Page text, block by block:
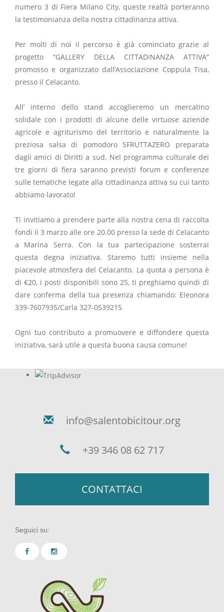
numero 3 di Fiera Milano City, queste realtà porteranno
la testimonianza della nostra cittadinanza attiva.
Per molti di noi il percorso è già cominciato grazie al
progetto “GALLERY DELLA CITTADINANZA ATTIVA”
promosso e organizzato dall’Associazione Coppula Tisa,
presso il Celacanto.
All’ interno dello stand accoglieremo un mercatino
solidale con i prodotti di alcune delle virtuose aziende
agricole e agriturismo del territorio e naturalmente la
preziosa salsa di pomodoro SFRUTTAZERO preparata
dagli amici di Diritti a sud. Nel programma culturale dei
tre giorni di fiera saranno previsti forum e conferenze
sulle tematiche legate alla cittadinanza attiva su cui tanto
abbiamo lavorato!
Ti invitiamo a prendere parte alla nostra cena di raccolta
fondi il 3 marzo alle ore 20.00 presso la sede di Celacanto
a Marina Serra. Con la tua partecipazione sosterrai
questa degna iniziativa. Staremo tutti insieme nella
piacevole atmosfera del Celacanto. La quota a persona è
di €20, i posti disponibili sono 25, ti preghiamo quindi di
dare conferma della tua presenza chiamando: Eleonora
339-7607935/Carla 327-0539215
Ogni tuo contributo a promuovere e diffondere questa
iniziativa, sarà utile a questa buona causa comune!
info@salentobicitour.org
+39 346 08 62 717
CONTATTACI
Seguici su: